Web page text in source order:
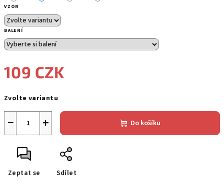
VZOR
BALENÍ
109 CZK
cena:
Zvolte variantu
+
− Do košíku
Zeptat se Sdílet